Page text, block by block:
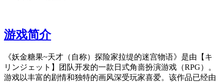
游戏简介
《妖金糖果~天才（自称）探险家拉缇的迷宫物语》是由【キ
リンジェット】团队开发的一款日式角啬扮演游戏（RPG）。
游戏以丰富的剧情和独特的画风深受玩家喜爱。该作品已经由